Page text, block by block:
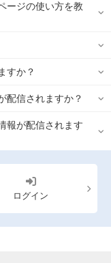
者在籍
ッフのみ
ピスト
ージの使い方を教
すか？
配信されますか？
報が配信されます
ログイン